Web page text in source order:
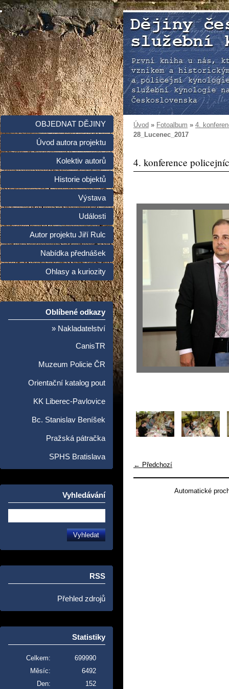
Úvod » Fotoalbum » 4.
28_Lucenec_2017
4. konference
← Předchozí
Automatické
OBJEDNAT DĚJINY
Úvod autora projektu
Kolektiv autorů
Historie objektů
Výstava
Události
Autor projektu Jiří Rulc
Nabídka přednášek
Ohlasy a kuriozity
Oblíbené odkazy
» Nakladatelství
CanisTR
Muzeum Policie ČR
Orientační katalog pout
KK Liberec-Pavlovice
Bc. Stanislav Beníšek
Pražská pátračka
SPHS Bratislava
Vyhledávání
RSS
Přehled zdrojů
Statistiky
Celkem:
699990
Měsíc:
6492
Den:
152